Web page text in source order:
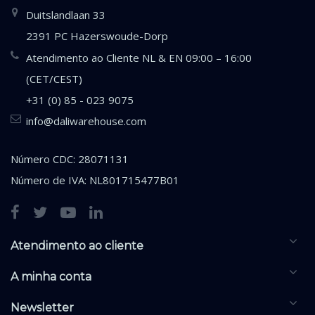
Duitslandlaan 33
2391 PC Hazerswoude-Dorp
Atendimento ao Cliente NL & EN 09:00 – 16:00
(CET/CEST)
+31 (0) 85 - 023 9075
info@daliwarehouse.com
Número CDC: 28071131
Número de IVA: NL801715477B01
Atendimento ao cliente
A minha conta
Newsletter